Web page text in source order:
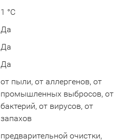
1 °C
Да
Да
Да
от пыли, от аллергенов, от
промышленных выбросов, от
бактерий, от вирусов, от
запахов
предварительной очистки,